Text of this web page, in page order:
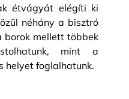
étvágyát elégíti ki
néhány a bisztró
borok mellett többek
mint a
helyet foglalhatunk.